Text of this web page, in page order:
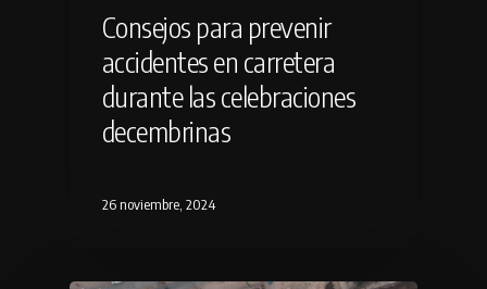
Consejos para prevenir
accidentes en carretera
durante las celebraciones
decembrinas
26 noviembre, 2024